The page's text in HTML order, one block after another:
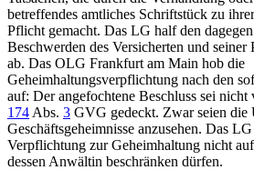
betreffendes amtliches Schriftstück zu
Pflicht gemacht. Das LG half den
Beschwerden des Versicherten und seiner
ab. Das OLG Frankfurt am Main hob die
Geheimhaltungsverpflichtung nach den
auf: Der angefochtene Beschluss sei
174 Abs. 3 GVG gedeckt. Zwar seien die
Geschäftsgeheimnisse anzusehen. Das
Verpflichtung zur Geheimhaltung nicht
dessen Anwältin beschränken dürfen.